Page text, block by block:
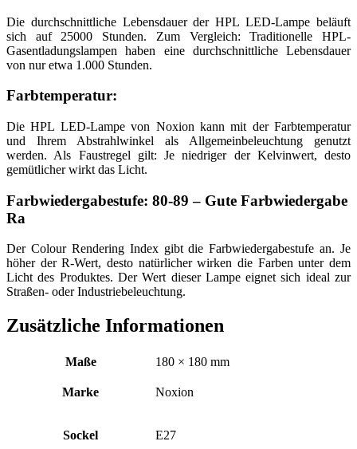
Die durchschnittliche Lebensdauer der HPL LED-Lampe beläuft
sich auf 25000 Stunden. Zum Vergleich: Traditionelle HPL-
Gasentladungslampen haben eine durchschnittliche Lebensdauer
von nur etwa 1.000 Stunden.
Farbtemperatur:
Die HPL LED-Lampe von Noxion kann mit der Farbtemperatur
und Ihrem Abstrahlwinkel als Allgemeinbeleuchtung genutzt
werden. Als Faustregel gilt: Je niedriger der Kelvinwert, desto
gemütlicher wirkt das Licht.
Farbwiedergabestufe: 80-89 – Gute Farbwiedergabe
Ra
Der Colour Rendering Index gibt die Farbwiedergabestufe an. Je
höher der R-Wert, desto natürlicher wirken die Farben unter dem
Licht des Produktes. Der Wert dieser Lampe eignet sich ideal zur
Straßen- oder Industriebeleuchtung.
Zusätzliche Informationen
Maße 180 × 180 mm
Marke Noxion
Sockel E27